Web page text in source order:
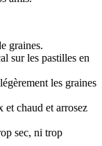
graines.
sur les pastilles en
les graines
et chaud et arrosez
sec, ni trop